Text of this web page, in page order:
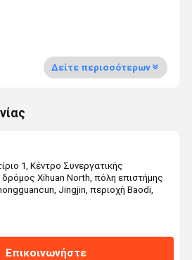
Δείτε περισσότερων
1, Κέντρο Συνεργατικής
Xihuan North, πόλη επιστήμης
Jingjin, περιοχή Baodi,
Επικοινωνήστε